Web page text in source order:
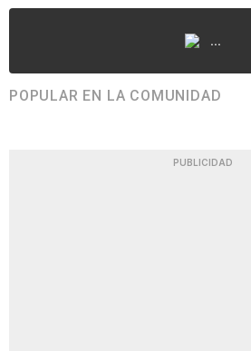
...
POPULAR EN LA COMUNIDAD
PUBLICIDAD